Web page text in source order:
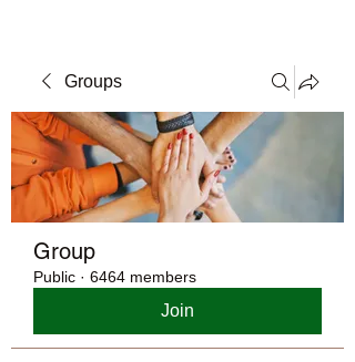
Groups
Group
Public · 6464 members
Join